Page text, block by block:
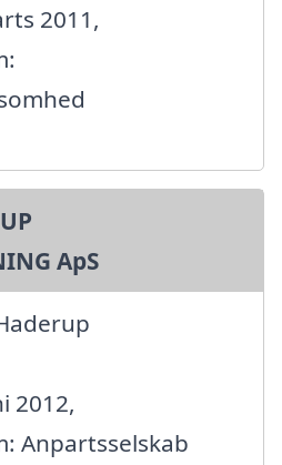
2011,
ApS
2012,
Anpartsselskab